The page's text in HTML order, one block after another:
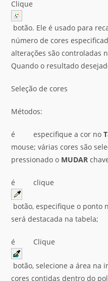
Clique
botão. Ele é usado para
número de cores
alterações são controladas
Quando o resultado
Seleção de cores
Métodos:
é especifique a cor no
mouse; várias cores são
pressionado o MUDAR
é clique
botão, especifique o ponto
será destacada na tabela;
é Clique
botão, selecione a área na
cores contidas dentro do